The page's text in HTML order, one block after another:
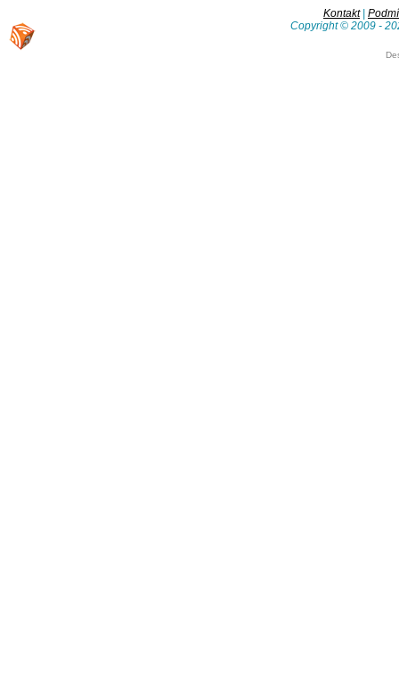
Kontakt|
Copyright © 2009 -